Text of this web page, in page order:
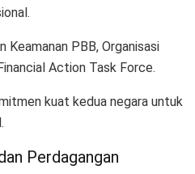
Keamanan PBB, Organisasi
Action Task Force.
kuat kedua negara untuk
Perdagangan